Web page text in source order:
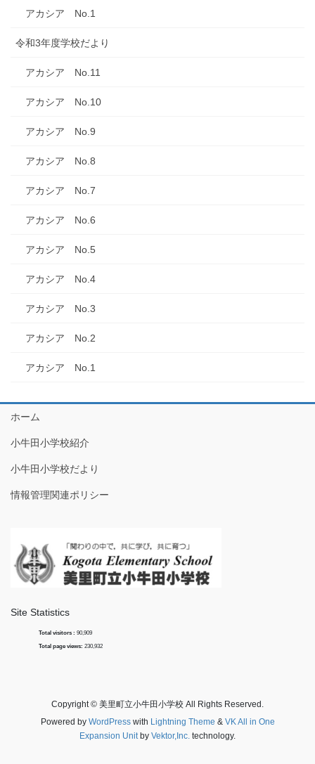
アカシア No.1
令和3年度学校だより
アカシア No.11
アカシア No.10
アカシア No.9
アカシア No.8
アカシア No.7
アカシア No.6
アカシア No.5
アカシア No.4
アカシア No.3
アカシア No.2
アカシア No.1
ホーム
小牛田小学校紹介
小牛田小学校だより
情報管理関連ポリシー
Site Statistics
Total visitors : 90,909
Total page views: 230,932
Copyright © 美里町立小牛田小学校 All Rights Reserved.
Powered by WordPresswith Lightning Theme & VK All in One
Expansion Unit by Vektor,Inc. technology.